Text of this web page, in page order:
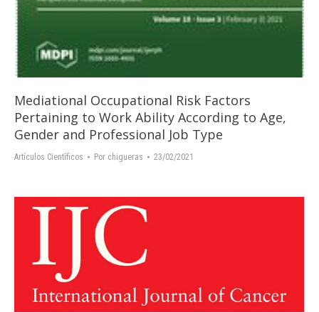
Mediational Occupational Risk Factors
Pertaining to Work Ability According to Age,
Gender and Professional Job Type
Artículos Científicos Por chigueras 23/02/2021